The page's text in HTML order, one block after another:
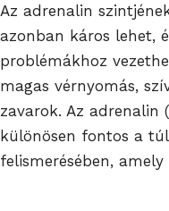
Az adrenalin
azonban káros lehet,
problémákhoz
magas vérnyomás,
zavarok. Az adrenalin
különösen fontos a
felismerésében,